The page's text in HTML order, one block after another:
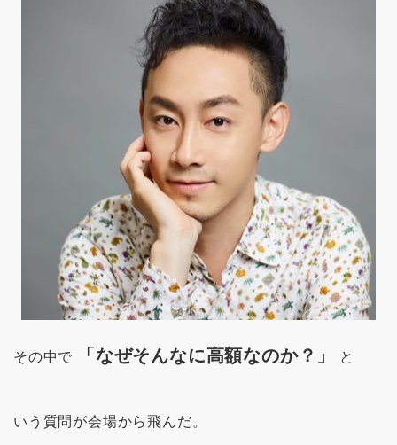
その中で 「なぜそんなに高額なのか？」 と
いう質問が会場から飛んだ。